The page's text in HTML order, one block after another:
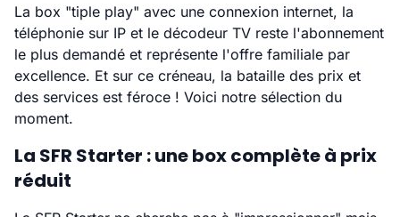
La box "tiple play" avec une connexion internet, la
téléphonie sur IP et le décodeur TV reste l'abonnement
le plus demandé et représente l'offre familiale par
excellence. Et sur ce créneau, la bataille des prix et
des services est féroce ! Voici notre sélection du
moment.
La SFR Starter : une box complète à prix
réduit